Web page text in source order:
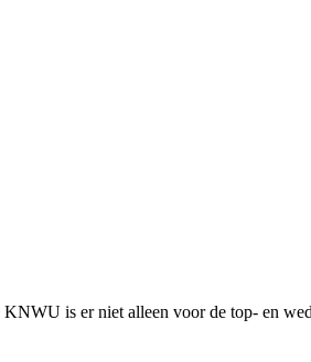
is er niet alleen voor de top- en